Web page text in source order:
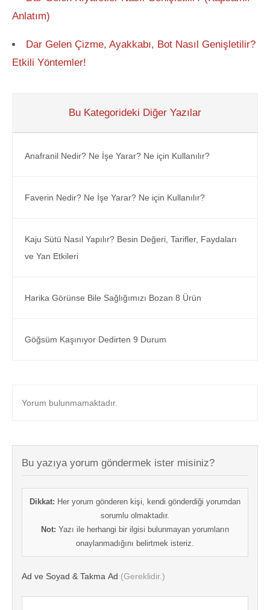
Anlatım)
Dar Gelen Çizme, Ayakkabı, Bot Nasıl Genişletilir?
Etkili Yöntemler!
Bu Kategorideki Diğer Yazılar
Anafranil Nedir? Ne İşe Yarar? Ne için Kullanılır?
Faverin Nedir? Ne İşe Yarar? Ne için Kullanılır?
Kaju Sütü Nasıl Yapılır? Besin Değeri, Tarifler, Faydaları
ve Yan Etkileri
Harika Görünse Bile Sağlığımızı Bozan 8 Ürün
Göğsüm Kaşınıyor Dedirten 9 Durum
Yorum bulunmamaktadır.
Bu yazıya yorum göndermek ister misiniz?
Dikkat: Her yorum gönderen kişi, kendi gönderdiği yorumdan
sorumlu olmaktadır.
Not: Yazı ile herhangi bir ilgisi bulunmayan yorumların
onaylanmadığını belirtmek isteriz.
Ad ve Soyad & Takma Ad (Gereklidir.)